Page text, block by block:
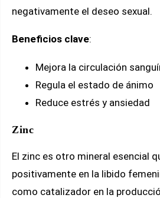
negativamente el deseo sexual.
Beneficios clave:
Mejora la circulación
Regula el estado de ánimo
Reduce estrés y ansiedad
Zinc
El zinc es otro mineral esencial
positivamente en la libido
como catalizador en la